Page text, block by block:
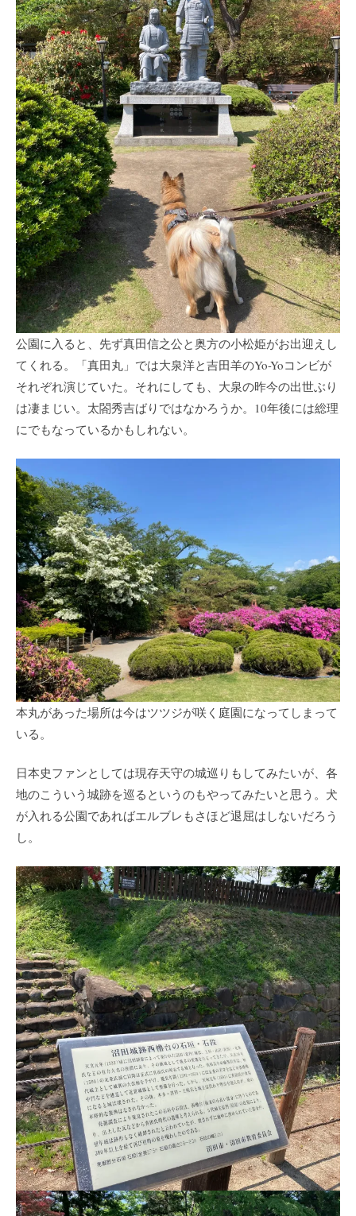
公園に入ると、先ず真田信之公と奥方の小松姫がお出迎えし
てくれる。「真田丸」では大泉洋と吉田羊のYo-Yoコンビが
それぞれ演じていた。それにしても、大泉の昨今の出世ぶり
は凄まじい。太閤秀吉ばりではなかろうか。10年後には総理
にでもなっているかもしれない。
本丸があった場所は今はツツジが咲く庭園になってしまって
いる。
日本史ファンとしては現存天守の城巡りもしてみたいが、各
地のこういう城跡を巡るというのもやってみたいと思う。犬
が入れる公園であればエルブレもさほど退屈はしないだろう
し。